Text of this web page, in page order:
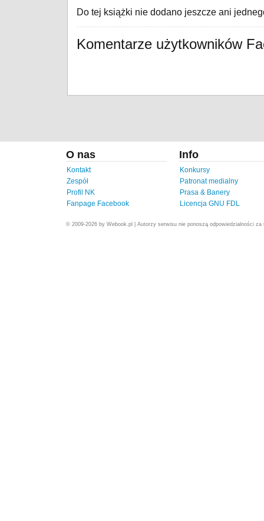
Do tej książki nie dodano jeszcze ani
Komentarze użytkowników
O nas
Kontakt
Zespół
Profil NK
Fanpage Facebook
Info
Konkursy
Patronat medialny
Prasa & Banery
Licencja GNU FDL
© 2009-2026 by Webook.pl | Autorzy serwisu nie ponoszą odpowiedzialności